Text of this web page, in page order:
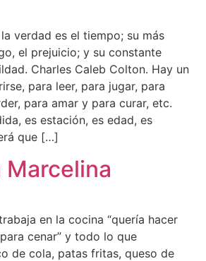
verdad es el tiempo; su más
el prejuicio; y su constante
Charles Caleb Colton. Hay un
para leer, para jugar, para
para amar y para curar, etc.
es estación, es edad, es
que […]
Marcelina
en la cocina “quería hacer
cenar” y todo lo que
de cola, patas fritas, queso de